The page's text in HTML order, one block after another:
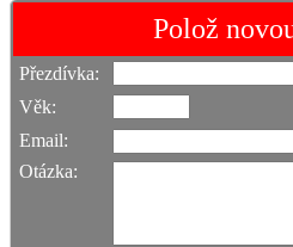
Polož
Přezdívka:
Věk:
Email:
Otázka: